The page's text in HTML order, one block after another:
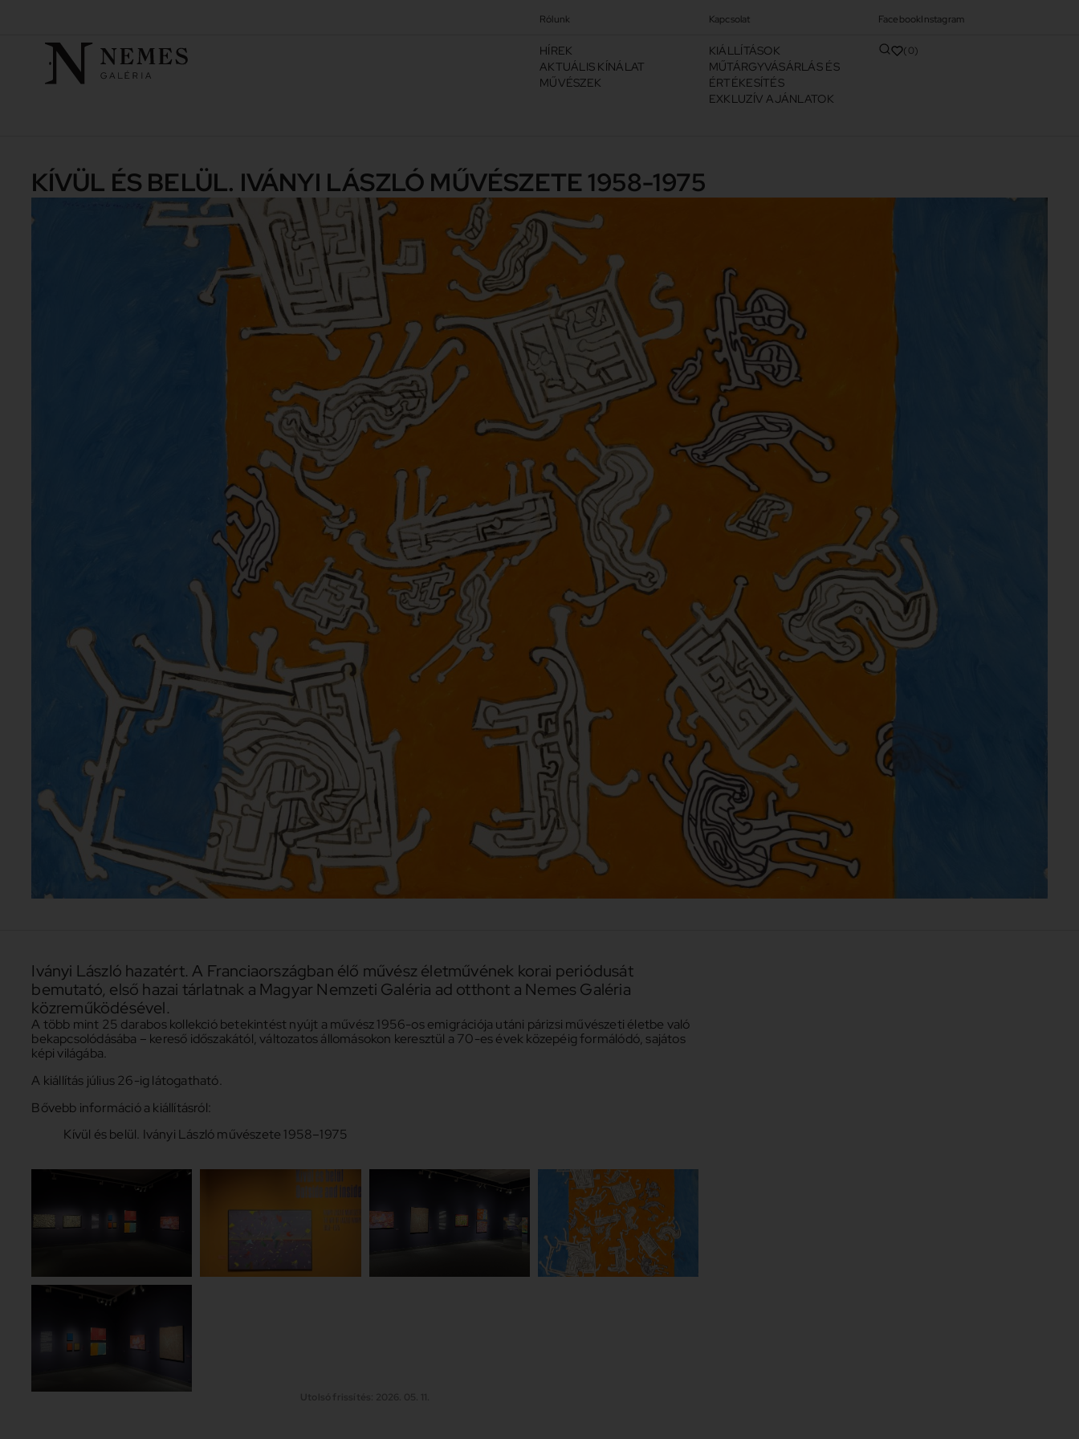
Rólunk Kapcsolat FacebookInstagram
HÍREK
AKTUÁLIS KÍNÁLAT
MŰVÉSZEK
KIÁLLÍTÁSOK
MŰTÁRGYVÁSÁRLÁS ÉS
ÉRTÉKESÍTÉS
EXKLUZÍV AJÁNLATOK
0
KÍVÜL ÉS BELÜL. IVÁNYI LÁSZLÓ MŰVÉSZETE 1958-1975
Iványi László hazatért. A Franciaországban élő művész életművének korai periódusát
bemutató, első hazai tárlatnak a Magyar Nemzeti Galéria ad otthont a Nemes Galéria
közreműködésével.
A több mint 25 darabos kollekció betekintést nyújt a művész 1956-os emigrációja utáni párizsi művészeti életbe való
bekapcsolódásába – kereső időszakától, változatos állomásokon keresztül a 70-es évek közepéig formálódó, sajátos
képi világába.
A kiállítás július 26-ig látogatható.
Bővebb információ a kiállításról:
Kívül és belül. Iványi László művészete 1958–1975